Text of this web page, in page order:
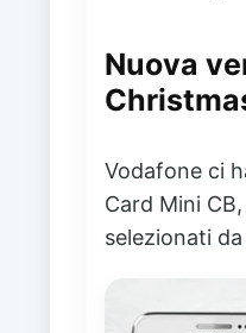
Nuova
Vodafone ci
Card Mini
selezionati